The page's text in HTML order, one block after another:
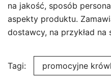
na jakość, sposób
aspekty produktu.
dostawcy, na przykład
Tagi: promocyjne